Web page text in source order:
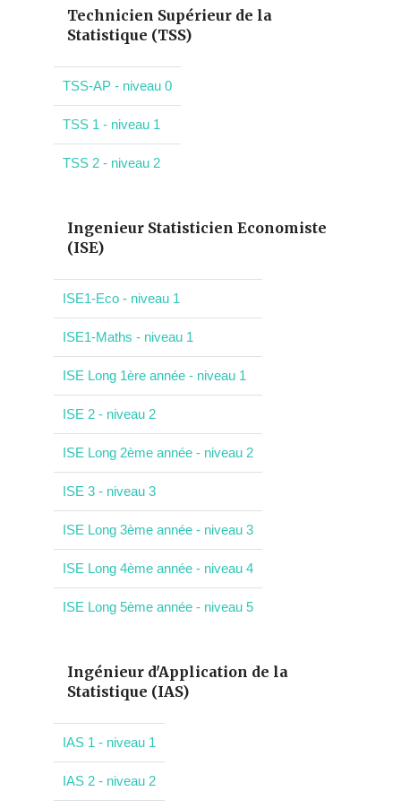
Technicien Supérieur de la
Statistique (TSS)
TSS-AP - niveau 0
TSS 1 - niveau 1
TSS 2 - niveau 2
Ingenieur Statisticien Economiste
(ISE)
ISE1-Eco - niveau 1
ISE1-Maths - niveau 1
ISE Long 1ère année - niveau 1
ISE 2 - niveau 2
ISE Long 2ème année - niveau 2
ISE 3 - niveau 3
ISE Long 3ème année - niveau 3
ISE Long 4ème année - niveau 4
ISE Long 5ème année - niveau 5
Ingénieur d'Application de la
Statistique (IAS)
IAS 1 - niveau 1
IAS 2 - niveau 2